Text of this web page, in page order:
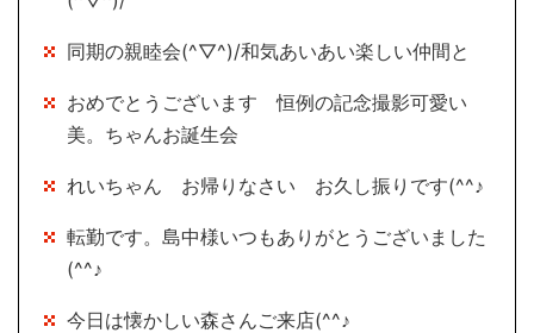
同期の親睦会(^▽^)/和気あいあい楽しい仲間と
おめでとうございます 恒例の記念撮影可愛い
美。ちゃんお誕生会
れいちゃん お帰りなさい お久し振りです(^^♪
転勤です。島中様いつもありがとうございました
(^^♪
今日は懐かしい森さんご来店(^^♪